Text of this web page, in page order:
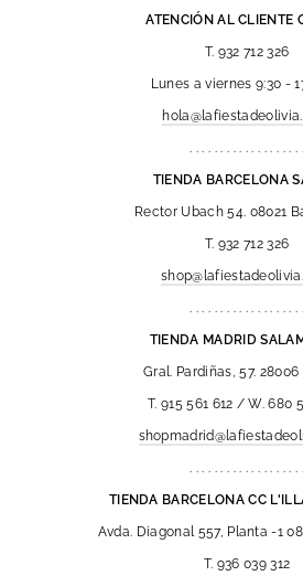
ATENCIÓN AL CLIENTE
T. 932 712 326
Lunes a viernes 9:30 -
. . . . . . . . . . . . . . . . . . .
TIENDA BARCELONA
Rector Ubach 54. 08021
T. 932 712 326
. . . . . . . . . . . . . . . . . . .
TIENDA MADRID
Gral. Pardiñas, 57. 28006
T. 915 561 612 / W. 680
. . . . . . . . . . . . . . . . . . .
TIENDA BARCELONA CC
Avda. Diagonal 557, Planta -1
T. 936 039 312